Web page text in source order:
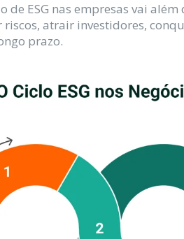
de ESG nas empresas vai
atrair investidores,
prazo.